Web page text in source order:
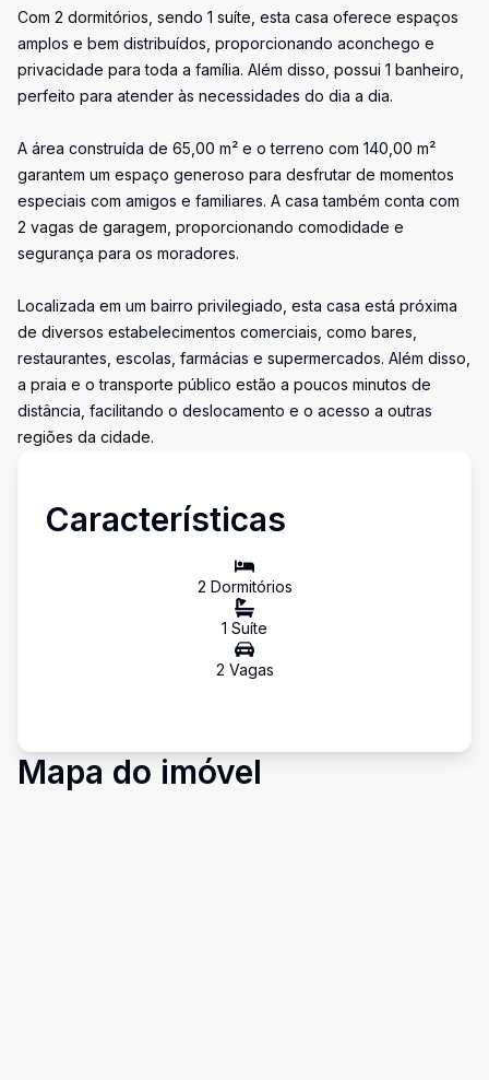
Com 2 dormitórios, sendo 1 suíte, esta casa oferece espaços
amplos e bem distribuídos, proporcionando aconchego e
privacidade para toda a família. Além disso, possui 1 banheiro,
perfeito para atender às necessidades do dia a dia.
A área construída de 65,00 m² e o terreno com 140,00 m²
garantem um espaço generoso para desfrutar de momentos
especiais com amigos e familiares. A casa também conta com
2 vagas de garagem, proporcionando comodidade e
segurança para os moradores.
Localizada em um bairro privilegiado, esta casa está próxima
de diversos estabelecimentos comerciais, como bares,
restaurantes, escolas, farmácias e supermercados. Além disso,
a praia e o transporte público estão a poucos minutos de
distância, facilitando o deslocamento e o acesso a outras
regiões da cidade.
Características
2 Dormitórios
1 Suíte
2 Vagas
Mapa do imóvel